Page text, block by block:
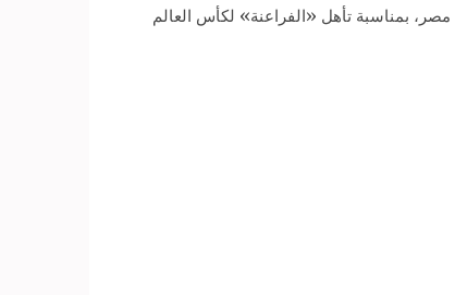
بمناسبة تأهل «الفراعنة» لكأس العالم